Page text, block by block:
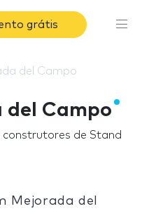
grátis
del Campo
del Campo
de Stand
Mejorada del